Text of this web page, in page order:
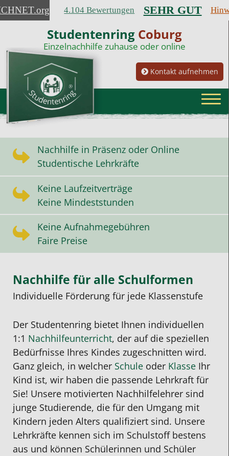
.org 4.104 Bewertungen SEHR GUT
Studentenring Coburg
Einzelnachhilfe zuhause oder online
Kontakt aufnehmen
Nachhilfe in Präsenz oder Online
Studentische Lehrkräfte
Keine Laufzeitverträge
Keine Mindeststunden
Keine Aufnahmegebühren
Faire Preise
Nachhilfe für alle Schulformen
Individuelle Förderung für jede Klassenstufe
Der Studentenring bietet Ihnen individuellen
1:1 Nachhilfeunterricht, der auf die speziellen
Bedürfnisse Ihres Kindes zugeschnitten wird.
Ganz gleich, in welcher Schule oder Klasse Ihr
Kind ist, wir haben die passende Lehrkraft für
Sie! Unsere motivierten Nachhilfelehrer sind
junge Studierende, die für den Umgang mit
Kindern jeden Alters qualifiziert sind. Unsere
Lehrkräfte kennen sich im Schulstoff bestens
aus und können Schülerinnen und Schüler